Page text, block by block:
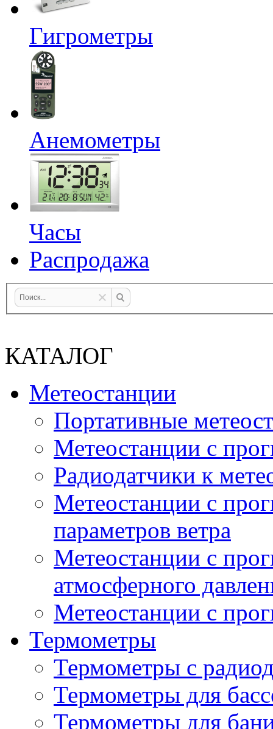
Гигрометры
Анемометры
Часы
Распродажа
КАТАЛОГ
Метеостанции
Портативные
Метеостанции с
Радиодатчики к
Метеостанции с
параметров ветра
Метеостанции с
атмосферного
Метеостанции с
Термометры
Термометры с
Термометры для
Термометры для